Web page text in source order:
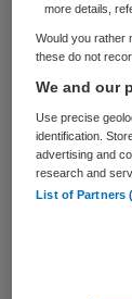
Het
100.000
nog wel
more details,
Would you rather
these do not
We and our
Use precise
identification.
advertising and
research and
List of Partners